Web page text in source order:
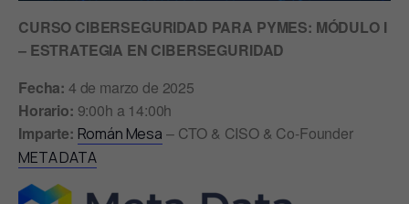
CURSO CIBERSEGURIDAD PARA PYMES: MÓDULO I
– ESTRATEGIA EN CIBERSEGURIDAD
Fecha: 4 de marzo de 2025
Horario: 9:00h a 14:00h
Imparte: Román Mesa – CTO & CISO & Co-Founder
META DATA